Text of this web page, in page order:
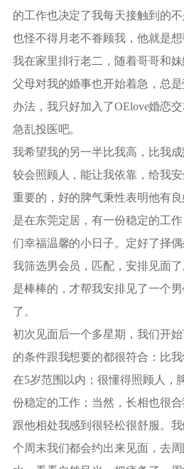
的工作也决定了我每天接触到的
也怪不得月老不眷顾我，他就是想
我在家里排行老二，随着哥哥和妹
父母对我的婚事也开始着急，总
办法，我只好加入了OElove婚恋
急乱投医吧。
我希望我的另一半比我高，比我
较会照顾人，能让我依靠，给我
重要的，好的脾气秉性表明他有
是在东莞定居，有一份稳定的工
们幸福温馨的小日子。定好了择
我筛选男会员，匹配，安排见面
是棒棒的，才帮我安排见了一个
了。
初次见面后一个多星期，我们开
的条件跟我想要的都很符合：比
在5岁范围以内；很懂得照顾人，
份稳定的工作；当然，长相也很
跟他相处我感到很轻松很舒服。
个周末我们都会约出来见面，去